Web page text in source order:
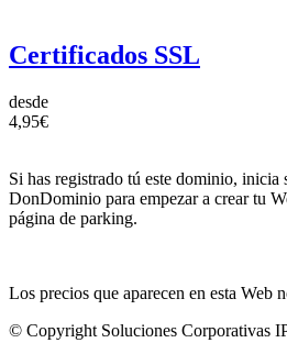
Certificados SSL
desde
4,95€
Si has registrado tú este dominio, inicia
DonDominio para empezar a crear tu
página de parking.
Los precios que aparecen en esta Web
© Copyright Soluciones Corporativas